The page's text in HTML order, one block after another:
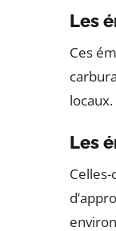
Les
Ces
locaux.
Les